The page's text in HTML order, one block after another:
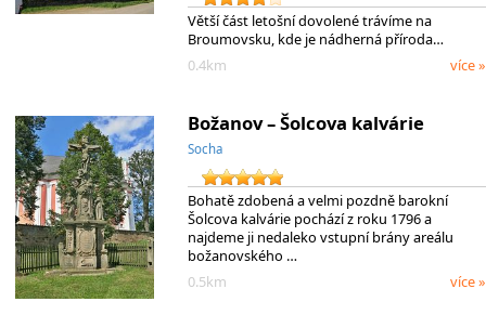
Větší část letošní dovolené trávíme na
Broumovsku, kde je nádherná příroda…
0.4km
více »
Božanov – Šolcova kalvárie
Socha
Bohatě zdobená a velmi pozdně barokní
Šolcova kalvárie pochází z roku 1796 a
najdeme ji nedaleko vstupní brány areálu
božanovského …
0.5km
více »